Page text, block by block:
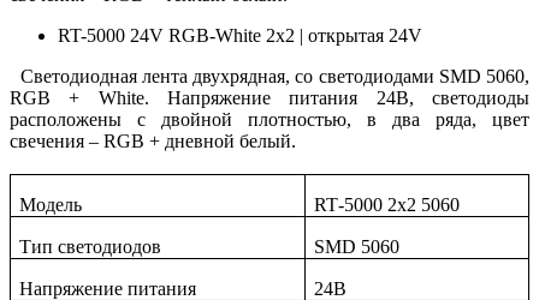
RT-5000 24V RGB-White 2x2 | открытая 24V
Светодиодная лента двухрядная, со светодиодами SMD 5060,
RGB + White. Напряжение питания 24В, светодиоды
расположены с двойной плотностью, в два ряда, цвет
свечения – RGB + дневной белый.
Модель RT-5000 2x2 5060
Тип светодиодов SMD 5060
Напряжение питания 24В